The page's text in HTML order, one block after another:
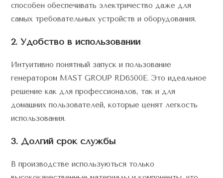
способен обеспечивать электричество даже для
самых требовательных устройств и оборудования.
2. Удобство в использовании
Интуитивно понятный запуск и пользование
генератором MAST GROUP RD6500E. Это идеальное
решение как для профессионалов, так и для
домашних пользователей, которые ценят легкость
использования.
3. Долгий срок службы
В производстве используються только